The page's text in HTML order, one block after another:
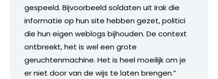
gespeeld. Bijvoorbeeld soldaten uit Irak die
informatie op hun site hebben gezet, politici
die hun eigen weblogs bijhouden. De context
ontbreekt, het is wel een grote
geruchtenmachine. Het is heel moeilijk om je
er niet door van de wijs te laten brengen.”